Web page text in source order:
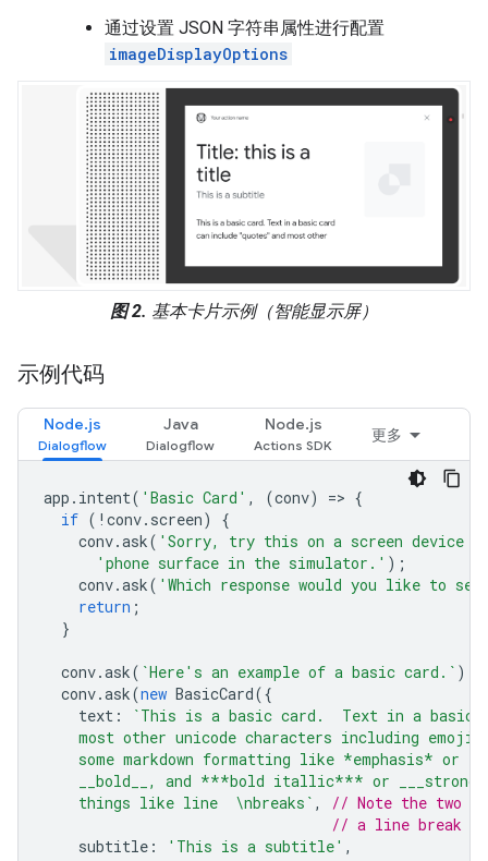
通过设置 JSON 字符串属性进行配置
imageDisplayOptions
图 2. 基本卡片示例（智能显示屏）
示例代码
Node.js Java Node.js
更多
app . intent( 'Basic Card' , (conv) => {
if ( ! conv. screen)
{
conv.ask( 'Sorry, try this on a screen device
'phone surface in the simulator.' );
conv.ask( 'Which response would you like to
return ;
}
conv.ask( `Here's an example of a basic card.` );
conv.ask(new BasicCard({
text :
`This is a basic card.  Text in a basic
most other unicode characters including
some markdown formatting like *emphasis* or
__bold__, and ***bold itallic*** or ___strong
    things like line  \nbreaks`
,
// Note the two
// a line break to
subtitle : 'This is a subtitle' ,